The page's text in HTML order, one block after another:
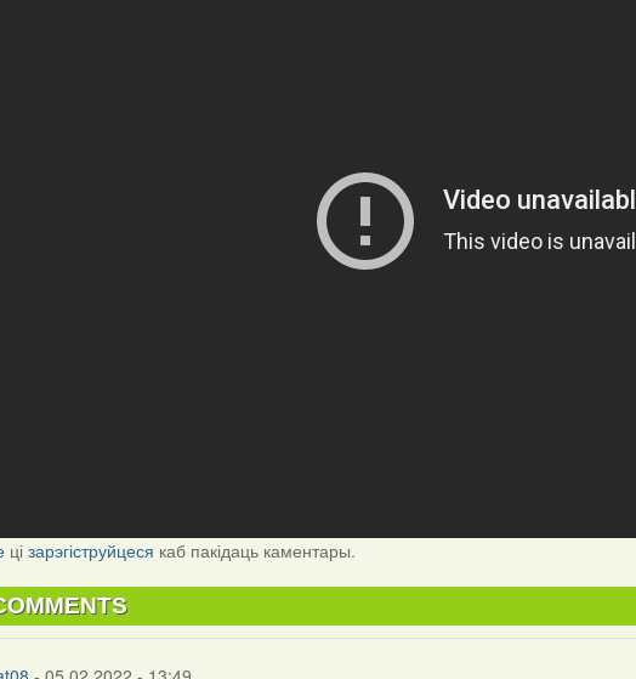
цізарэгіструйцеся каб пакідаць каментары.